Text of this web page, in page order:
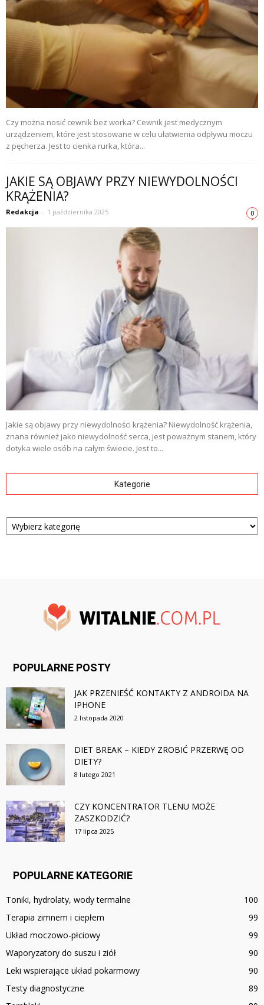
Czy można nosić cewnik bez worka? Cewnik jest medycznym
urządzeniem, które jest stosowane w celu ułatwienia odpływu moczu
z pęcherza. Jest to cienka rurka, która...
JAKIE SĄ OBJAWY PRZY NIEWYDOLNOŚCI
KRĄŻENIA?
Redakcja - 1 października 2025 0
Jakie są objawy przy niewydolności krążenia? Niewydolność krążenia,
znana również jako niewydolność serca, jest poważnym stanem, który
dotyka wiele osób na całym świecie. Jest to...
Kategorie
Kategorie
POPULARNE POSTY
JAK PRZENIEŚĆ KONTAKTY Z ANDROIDA NA
IPHONE
2 listopada 2020
DIET BREAK – KIEDY ZROBIĆ PRZERWĘ OD
DIETY?
8 lutego 2021
CZY KONCENTRATOR TLENU MOŻE
ZASZKODZIĆ?
17 lipca 2025
POPULARNE KATEGORIE
Toniki, hydrolaty, wody termalne
100
Terapia zimnem i ciepłem
99
Układ moczowo-płciowy
99
Waporyzatory do suszu i ziół
90
Leki wspierające układ pokarmowy
90
Testy diagnostyczne
89